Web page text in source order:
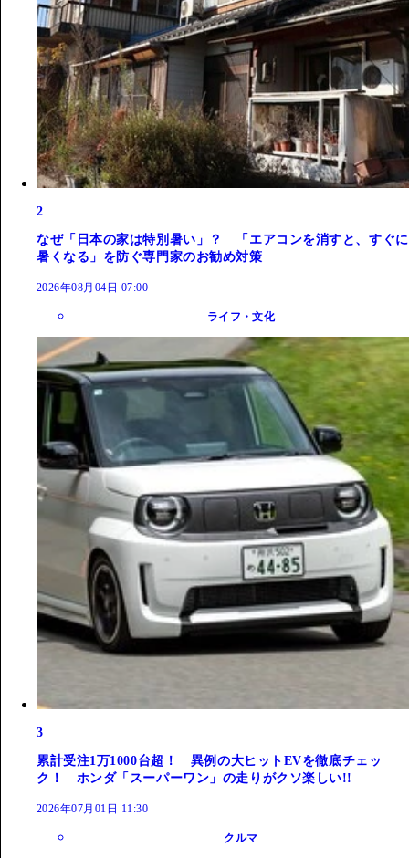
2
なぜ「日本の家は特別暑い」？ 「エアコンを消すと、すぐに
暑くなる」を防ぐ専門家のお勧め対策
2026年08月04日 07:00
ライフ・文化
3
累計受注1万1000台超！ 異例の大ヒットEVを徹底チェッ
ク！ ホンダ「スーパーワン」の走りがクソ楽しい!!
2026年07月01日 11:30
クルマ